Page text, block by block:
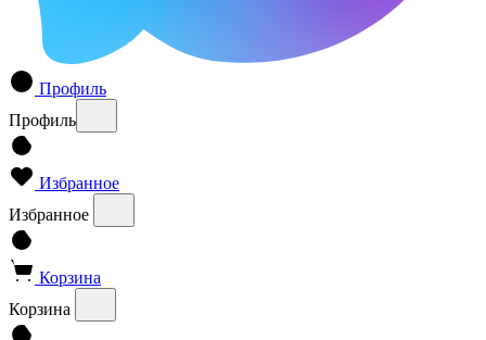
Профиль
Профиль
Избранное
Избранное
Корзина
Корзина